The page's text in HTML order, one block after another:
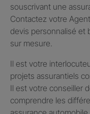
souscrivant une
Contactez votre
devis personnalisé et
sur mesure.
Il est votre
projets assurantiels
Il est votre conseiller
comprendre les